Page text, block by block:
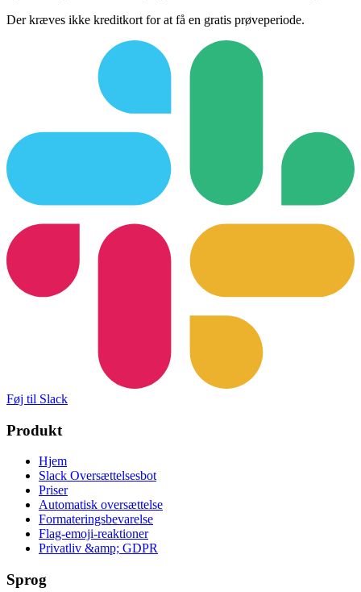
Der kræves ikke kreditkort for at få en gratis prøveperiode.
Føj til Slack
Produkt
Hjem
Slack Oversættelsesbot
Priser
Automatisk oversættelse
Formateringsbevarelse
Flag-emoji-reaktioner
Privatliv &amp; GDPR
Sprog